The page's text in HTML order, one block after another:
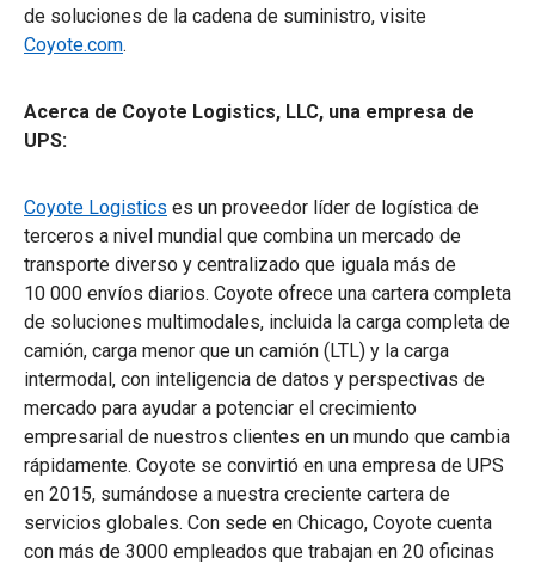
de soluciones de la cadena de suministro, visite
Coyote.com.
Acerca de Coyote Logistics, LLC, una empresa de
UPS:
Coyote Logistics es un proveedor líder de logística de
terceros a nivel mundial que combina un mercado de
transporte diverso y centralizado que iguala más de
10 000 envíos diarios. Coyote ofrece una cartera completa
de soluciones multimodales, incluida la carga completa de
camión, carga menor que un camión (LTL) y la carga
intermodal, con inteligencia de datos y perspectivas de
mercado para ayudar a potenciar el crecimiento
empresarial de nuestros clientes en un mundo que cambia
rápidamente. Coyote se convirtió en una empresa de UPS
en 2015, sumándose a nuestra creciente cartera de
servicios globales. Con sede en Chicago, Coyote cuenta
con más de 3000 empleados que trabajan en 20 oficinas